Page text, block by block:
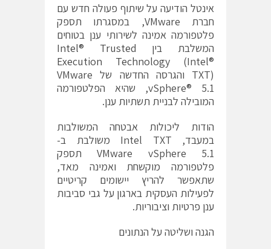
אינטל הודיעה על שיתוף פעולה חדש עם
חברת VMware, במסגרתו תספק
פלטפורמה אמינה לשירותי ענן בטוחים
המשלבת בין Intel® Trusted
Execution Technology (Intel®
TXT) והגרסה החדשה של VMware
vSphere® 5.1, שהיא הפלטפורמה
המובילה לבניית תשתיות ענן.
הודות ליכולות אבטחה המשולבות
במעבד, Intel TXT משולבת ב-
VMware vSphere 5.1 תספק
פלטפורמה מוקשחת ואמינה מאד,
שתאפשר להריץ יישומים קריטיים
לפעילות העסקית בארגון על גבי סביבות
ענן פרטיות וציבוריות.
הגנה ושליטה על הנתונים